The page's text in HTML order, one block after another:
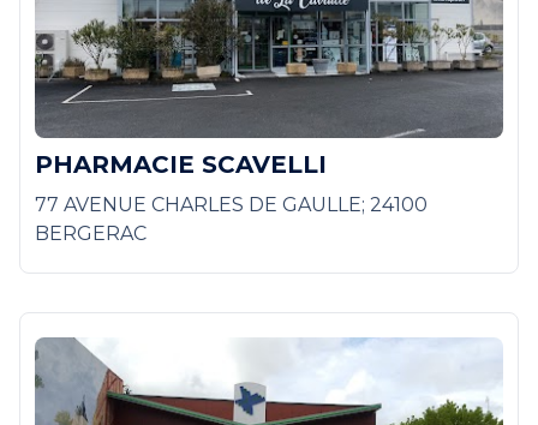
PHARMACIE SCAVELLI
77 AVENUE CHARLES DE GAULLE; 24100
BERGERAC